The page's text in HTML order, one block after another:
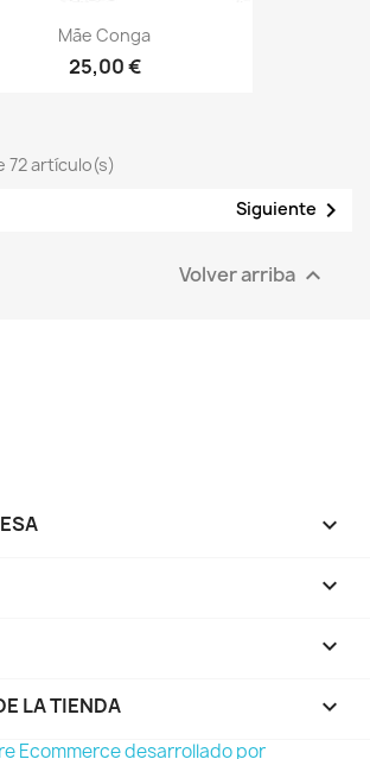
Mãe Conga
25,00 €
72 artículo(s)
Siguiente 
Volver arriba 



LA TIENDA keyboard_arrow_down
Ecommerce desarrollado por